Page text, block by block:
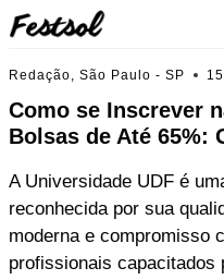
Skip
to
content
Redação, São Paulo - SP
Como se Inscrever
Bolsas de Até 65%:
A Universidade UDF é
reconhecida por sua
moderna e compromisso
profissionais capacitados